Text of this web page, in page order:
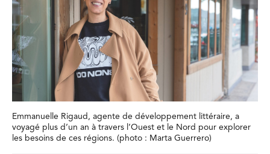
Emmanuelle Rigaud, agente de développement littéraire, a
voyagé plus d’un an à travers l’Ouest et le Nord pour explorer
les besoins de ces régions. (photo : Marta Guerrero)